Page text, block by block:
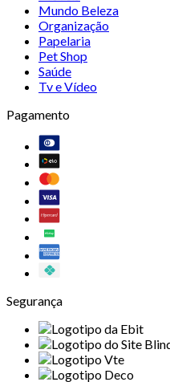
Mundo Beleza
Organização
Papelaria
Pet Shop
Saúde
Tv e Vídeo
Pagamento
Segurança